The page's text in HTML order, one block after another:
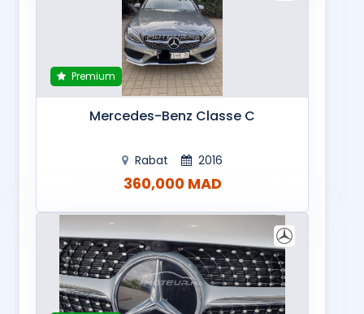
Premium
Mercedes-Benz Classe C
Rabat 2016
360,000 MAD